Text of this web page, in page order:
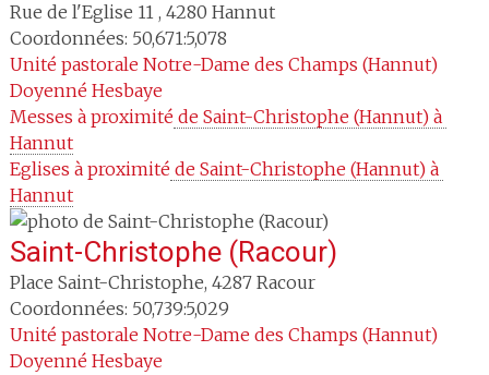
Rue de l'Eglise 11 , 4280 Hannut
Coordonnées: 50,671:5,078
Unité pastorale Notre-Dame des Champs (Hannut)
Doyenné Hesbaye
Messes à proximité de Saint-Christophe (Hannut) à
Hannut
Eglises à proximité de Saint-Christophe (Hannut) à
Hannut
Saint-Christophe (Racour)
Place Saint-Christophe, 4287 Racour
Coordonnées: 50,739:5,029
Unité pastorale Notre-Dame des Champs (Hannut)
Doyenné Hesbaye